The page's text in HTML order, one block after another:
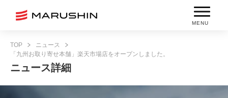
MENU
TOP
ニュース
「九州お取り寄せ本舗」楽天市場店をオープンしました。
ニュース詳細